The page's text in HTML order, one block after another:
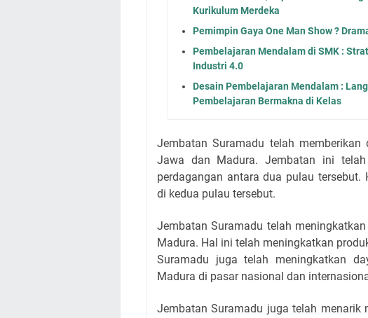
Kurikulum Merdeka
Pemimpin Gaya One Man Show ?
Pembelajaran Mendalam di SMK :
Industri 4.0
Desain Pembelajaran Mendalam :
Pembelajaran Bermakna di Kelas
Jembatan Suramadu telah
Jawa dan Madura. Jembatan ini
perdagangan antara dua pulau
di kedua pulau tersebut.
Jembatan Suramadu telah
Madura. Hal ini telah meningkatkan
Suramadu juga telah meningkatkan
Madura di pasar nasional dan
Jembatan Suramadu juga telah